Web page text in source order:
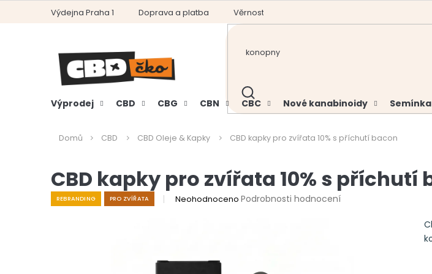
Výdejna Praha 1 Doprava a platba Věrnostní program
HLEDAT
Výprodej CBD CBG CBN CBC Nové kanabinoidy Semínka
Domů CBD CBD Oleje & Kapky CBD kapky pro zvířata 10% s příchutí bacon
CBD kapky pro zvířata 10% s příchutí
REBRANDING PRO ZVÍŘATA
Průměrné
Neohodnoceno Podrobnosti hodnocení